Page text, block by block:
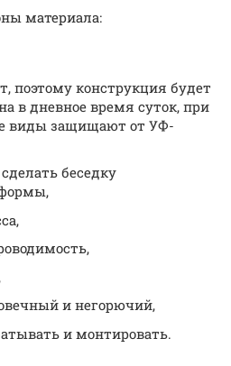
материала:
поэтому конструкция будет
в дневное время суток, при
виды защищают от УФ-
беседку
и негорючий,
и монтировать.